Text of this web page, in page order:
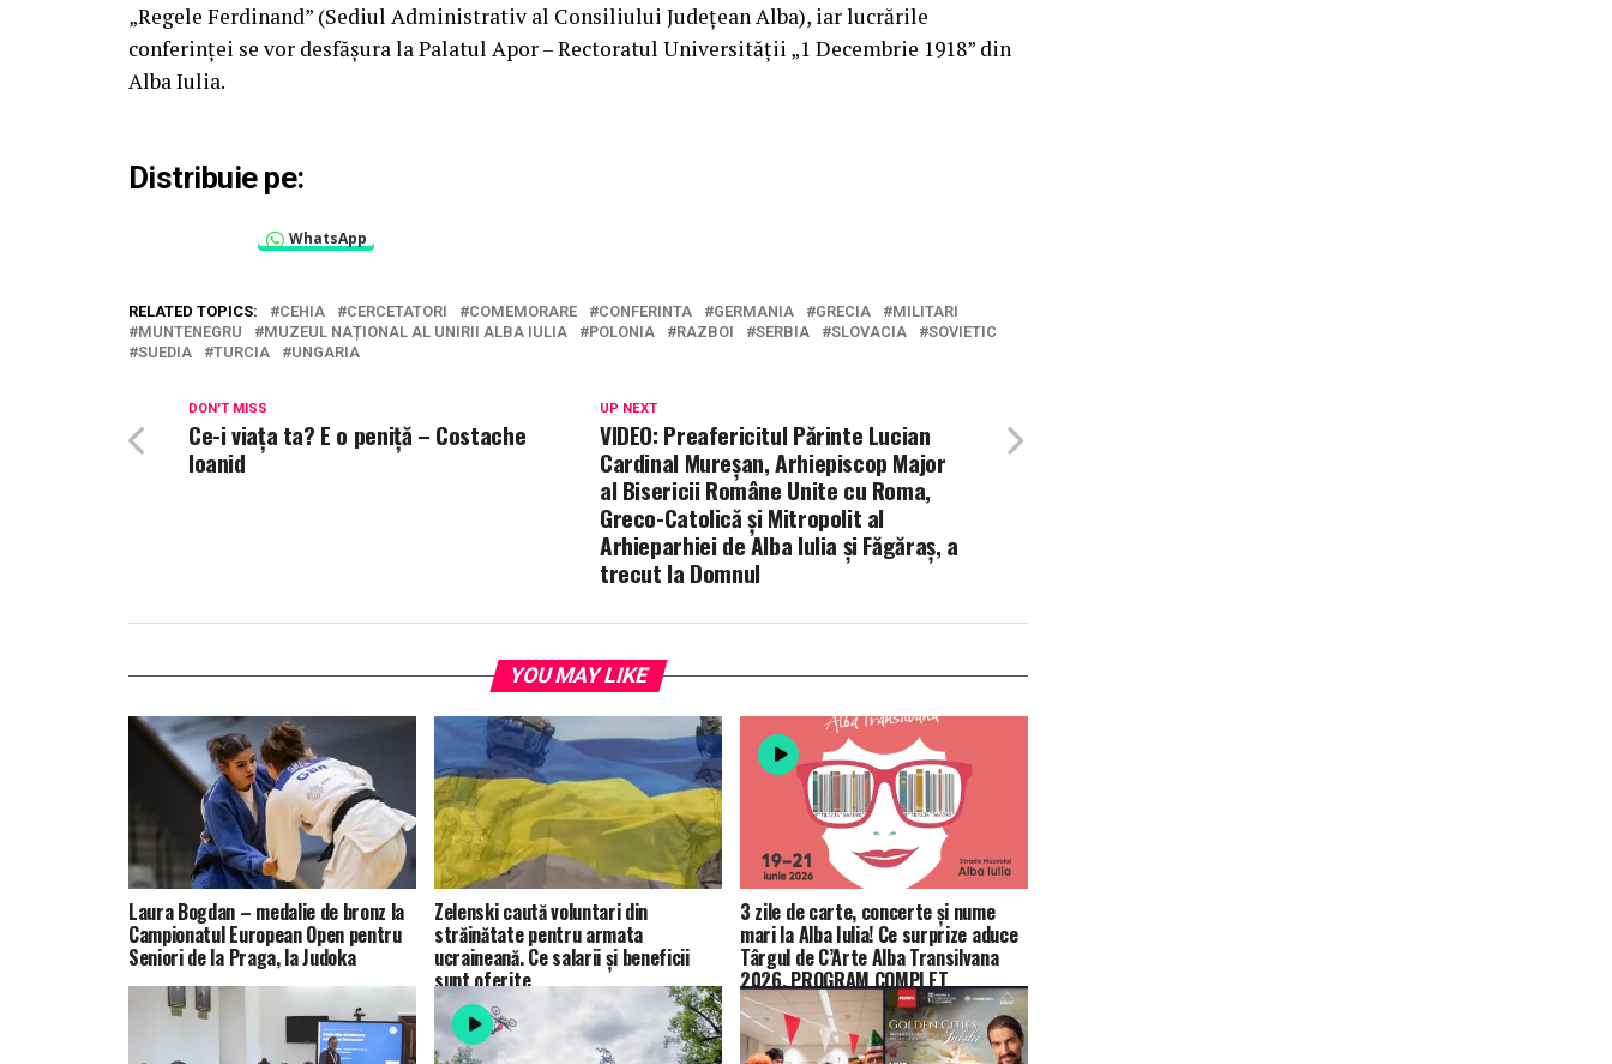
„Regele Ferdinand” (Sediul Administrativ al Consiliului Județean Alba), iar lucrările
conferinței se vor desfășura la Palatul Apor – Rectoratul Universității „1 Decembrie 1918” din
Alba Iulia.
Distribuie pe:
WhatsApp
RELATED TOPICS: CEHIA CERCETATORI COMEMORARE CONFERINTA GERMANIA GRECIA
MILITARI
MUNTENEGRU
MUZEUL NAȚIONAL AL UNIRII ALBA IULIA POLONIA RAZBOI SERBIA SLOVACIA
SOVIETIC
SUEDIA
TURCIA UNGARIA
UP NEXT
VIDEO: Preafericitul Părinte Lucian
Cardinal Mureșan, Arhiepiscop Major
al Bisericii Române Unite cu Roma,
Greco-Catolică şi Mitropolit al
Arhieparhiei de Alba Iulia şi Făgăraş, a
trecut la Domnul
DON'T MISS
Ce-i viața ta? E o peniță – Costache
Ioanid
YOU MAY LIKE
Laura Bogdan – medalie de bronz la
Campionatul European Open pentru
Seniori de la Praga, la Judoka
Zelenski caută voluntari din
străinătate pentru armata
ucraineană. Ce salarii și beneficii
sunt oferite
3 zile de carte, concerte și nume
mari la Alba Iulia! Ce surprize aduce
Târgul de C’Arte Alba Transilvana
2026. PROGRAM COMPLET